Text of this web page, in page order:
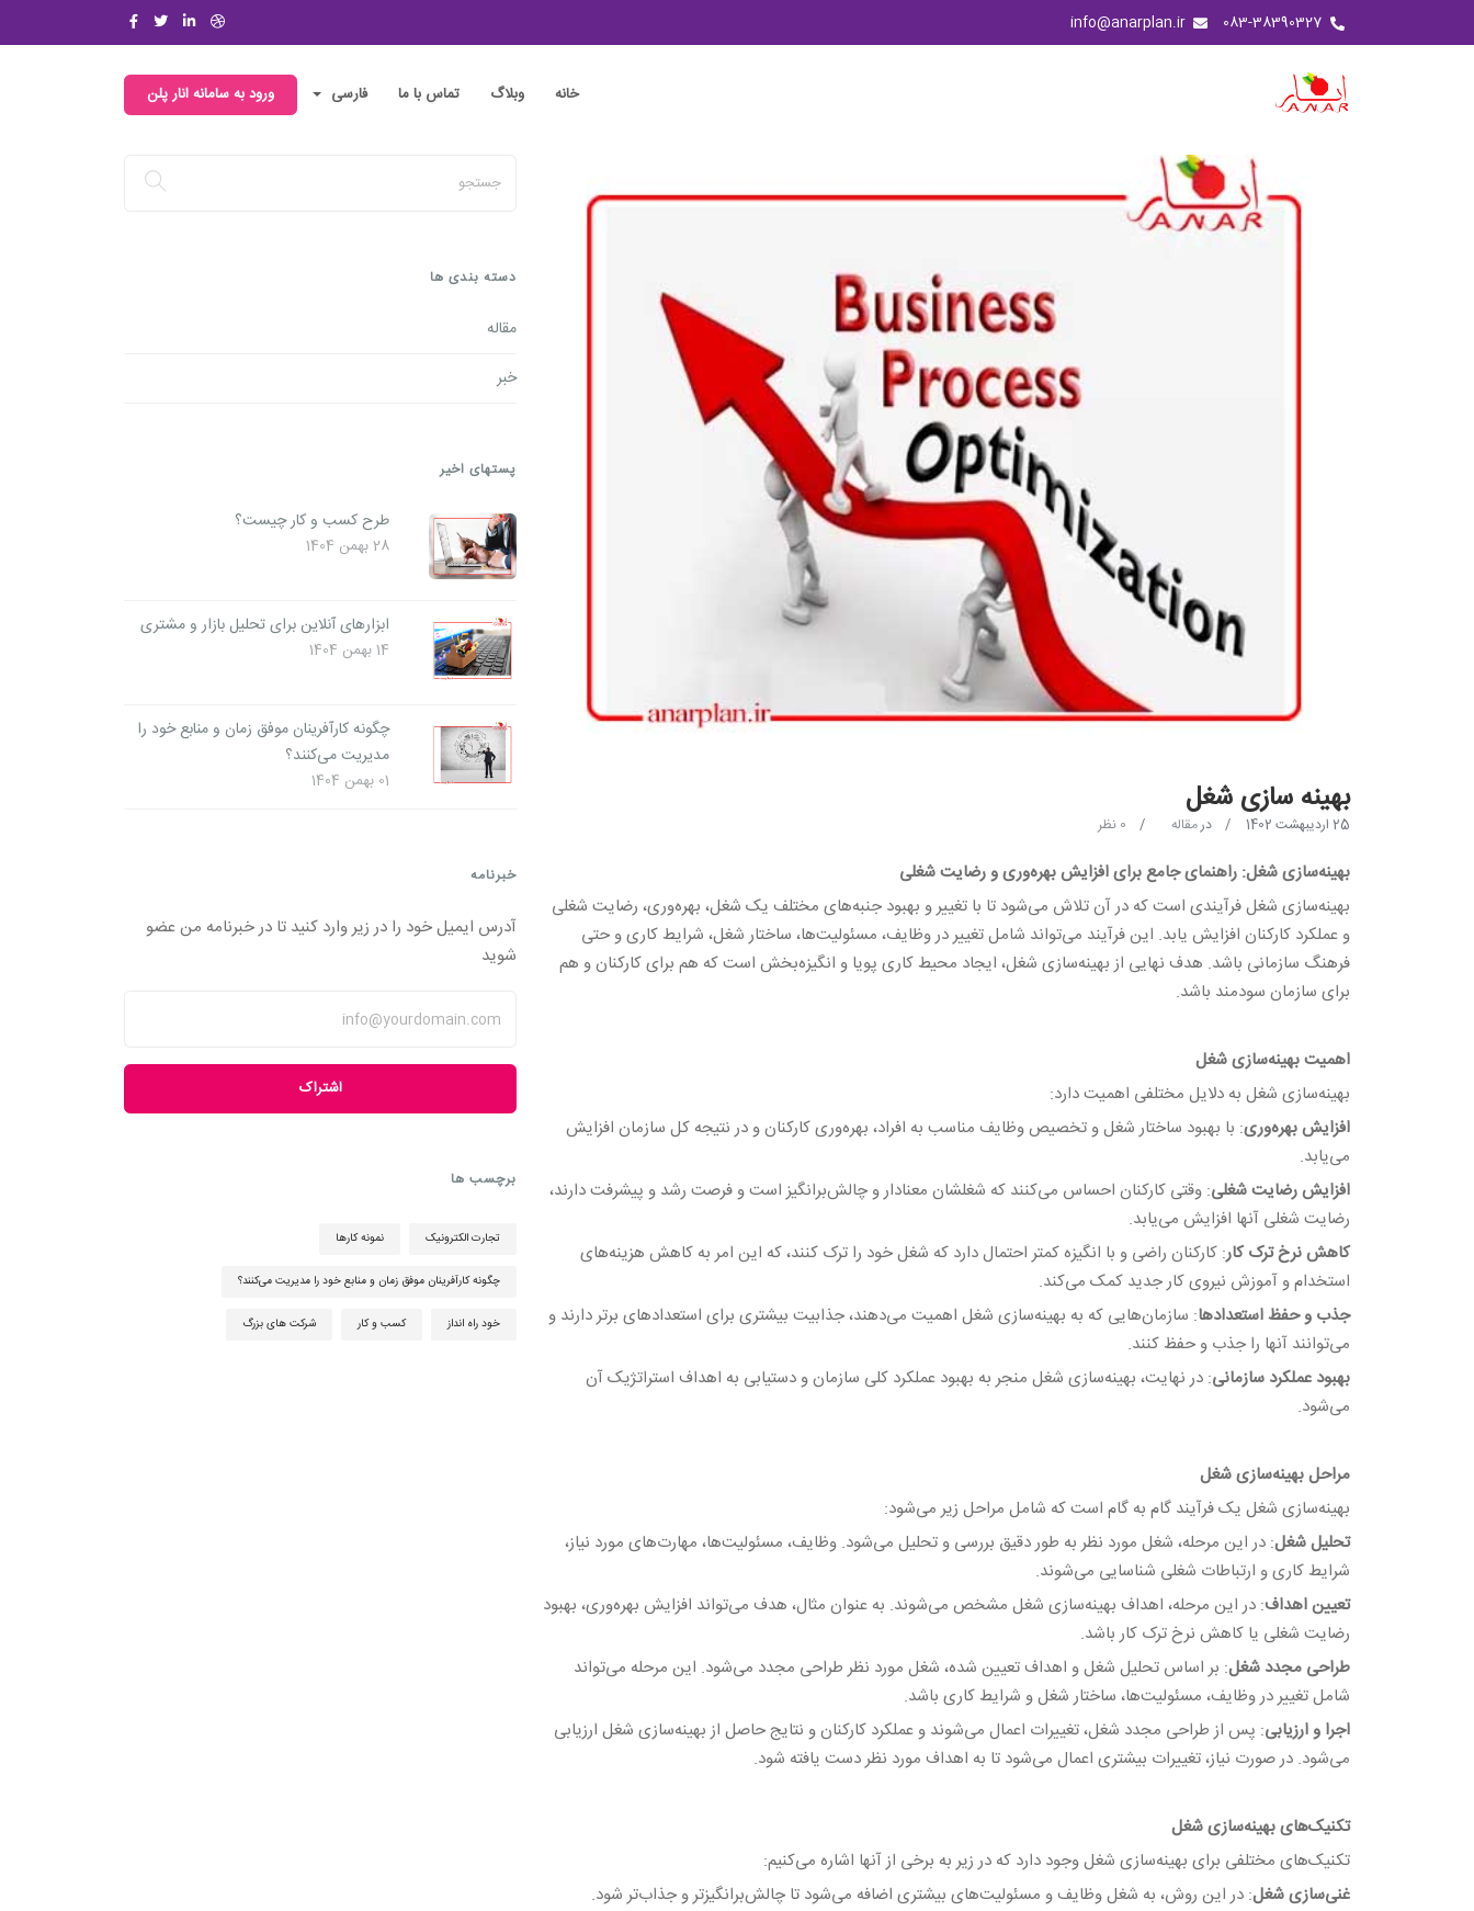
info@anarplan.ir 083-38390327
خانه وبلاگ تماس با ما فارسی ورود به سامانه انار پلن
بهینه سازی شغل
25 اردیبهشت 1402 درمقاله 0 نظر
بهینه‌سازی شغل: راهنمای جامع برای افزایش بهره‌وری و رضایت شغلی
بهینه‌سازی شغل فرآیندی است که در آن تلاش می‌شود تا با تغییر و بهبود جنبه‌های مختلف یک شغل، بهره‌وری، رضایت شغلی
و عملکرد کارکنان افزایش یابد. این فرآیند می‌تواند شامل تغییر در وظایف، مسئولیت‌ها، ساختار شغل، شرایط کاری و حتی
فرهنگ سازمانی باشد. هدف نهایی از بهینه‌سازی شغل، ایجاد محیط کاری پویا و انگیزه‌بخش است که هم برای کارکنان و هم
برای سازمان سودمند باشد.
اهمیت بهینه‌سازی شغل
بهینه‌سازی شغل به دلایل مختلفی اهمیت دارد:
افزایش بهره‌وری: با بهبود ساختار شغل و تخصیص وظایف مناسب به افراد، بهره‌وری کارکنان و در نتیجه کل سازمان افزایش
می‌یابد.
افزایش رضایت شغلی: وقتی کارکنان احساس می‌کنند که شغلشان معنادار و چالش‌برانگیز است و فرصت رشد و پیشرفت دارند،
رضایت شغلی آنها افزایش می‌یابد.
کاهش نرخ ترک کار: کارکنان راضی و با انگیزه کمتر احتمال دارد که شغل خود را ترک کنند، که این امر به کاهش هزینه‌های
استخدام و آموزش نیروی کار جدید کمک می‌کند.
جذب و حفظ استعدادها: سازمان‌هایی که به بهینه‌سازی شغل اهمیت می‌دهند، جذابیت بیشتری برای استعدادهای برتر دارند و
می‌توانند آنها را جذب و حفظ کنند.
بهبود عملکرد سازمانی: در نهایت، بهینه‌سازی شغل منجر به بهبود عملکرد کلی سازمان و دستیابی به اهداف استراتژیک آن
می‌شود.
مراحل بهینه‌سازی شغل
بهینه‌سازی شغل یک فرآیند گام به گام است که شامل مراحل زیر می‌شود:
تحلیل شغل: در این مرحله، شغل مورد نظر به طور دقیق بررسی و تحلیل می‌شود. وظایف، مسئولیت‌ها، مهارت‌های مورد نیاز،
شرایط کاری و ارتباطات شغلی شناسایی می‌شوند.
تعیین اهداف: در این مرحله، اهداف بهینه‌سازی شغل مشخص می‌شوند. به عنوان مثال، هدف می‌تواند افزایش بهره‌وری، بهبود
رضایت شغلی یا کاهش نرخ ترک کار باشد.
طراحی مجدد شغل: بر اساس تحلیل شغل و اهداف تعیین شده، شغل مورد نظر طراحی مجدد می‌شود. این مرحله می‌تواند
شامل تغییر در وظایف، مسئولیت‌ها، ساختار شغل و شرایط کاری باشد.
اجرا و ارزیابی: پس از طراحی مجدد شغل، تغییرات اعمال می‌شوند و عملکرد کارکنان و نتایج حاصل از بهینه‌سازی شغل ارزیابی
می‌شود. در صورت نیاز، تغییرات بیشتری اعمال می‌شود تا به اهداف مورد نظر دست یافته شود.
تکنیک‌های بهینه‌سازی شغل
تکنیک‌های مختلفی برای بهینه‌سازی شغل وجود دارد که در زیر به برخی از آنها اشاره می‌کنیم:
غنی‌سازی شغل: در این روش، به شغل وظایف و مسئولیت‌های بیشتری اضافه می‌شود تا چالش‌برانگیزتر و جذاب‌تر شود.
دسته بندی ها
مقاله
خبر
پستهای اخیر
طرح کسب و کار چیست؟
28 بهمن 1404
ابزارهای آنلاین برای تحلیل بازار و مشتری
14 بهمن 1404
چگونه کارآفرینان موفق زمان و منابع خود را
مدیریت می‌کنند؟
01 بهمن 1404
خبرنامه
آدرس ایمیل خود را در زیر وارد کنید تا در خبرنامه من عضو
شوید
اشتراک
برچسب ها
تجارت الکترونیک نمونه کارها
چگونه کارآفرینان موفق زمان و منابع خود را مدیریت می‌کنند؟
خود راه انداز کسب و کار شرکت های بزرگ